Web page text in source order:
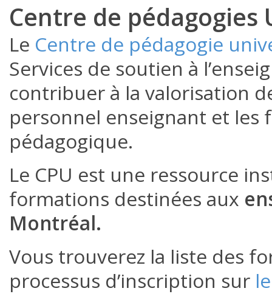
Centre de pédagogies
Le Centre de pédagogie
Services de soutien à
contribuer à la valorisation
personnel enseignant et
pédagogique.
Le CPU est une ressource
formations destinées aux
Montréal.
Vous trouverez la liste des
processus d’inscription sur